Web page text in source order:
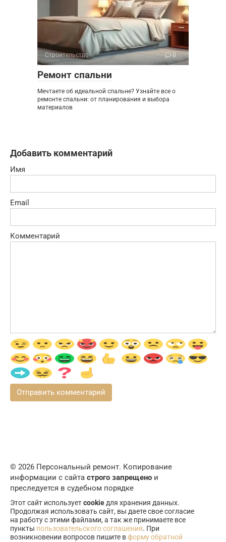
Строительство 0
Ремонт спальни
Мечтаете об идеальной спальне? Узнайте все о
ремонте спальни: от планирования и выбора
материалов
Добавить комментарий
Имя
Email
Комментарий
© 2026 Персональный ремонт. Копирование
информации с сайта строго запрещено и
преследуется в судебном порядке
Этот сайт используетcookie для хранения данных.
Продолжая использовать сайт, вы даете свое согласие
на работу с этими файлами, а так же принимаете все
пункты пользовательского соглашения. При
возникновении вопросов пишите вформу обратной